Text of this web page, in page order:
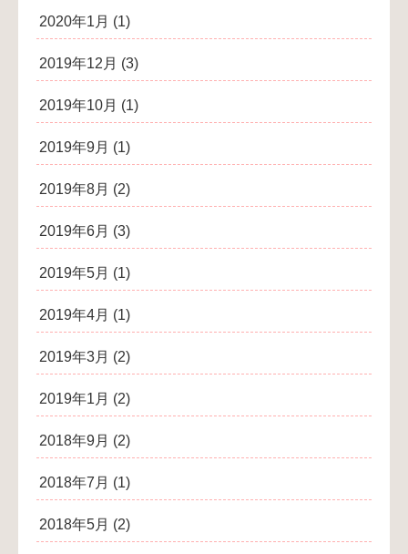
2020年1月 (1)
2019年12月 (3)
2019年10月 (1)
2019年9月 (1)
2019年8月 (2)
2019年6月 (3)
2019年5月 (1)
2019年4月 (1)
2019年3月 (2)
2019年1月 (2)
2018年9月 (2)
2018年7月 (1)
2018年5月 (2)